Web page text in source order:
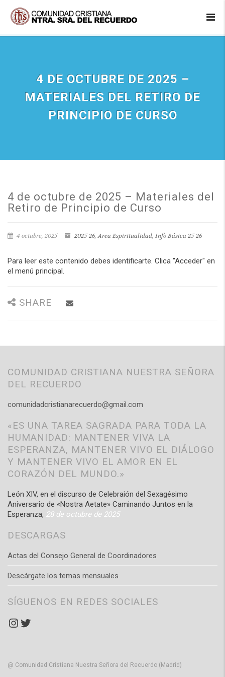
4 DE OCTUBRE DE 2025 –
MATERIALES DEL RETIRO DE
PRINCIPIO DE CURSO
4 de octubre de 2025 – Materiales del
Retiro de Principio de Curso
4 octubre, 2025 2025-26,Area Espiritualidad, Info Básica 25-26
Para leer este contenido debes identificarte. Clica "Acceder" en
el menú principal.
SHARE
COMUNIDAD CRISTIANA NUESTRA SEÑORA
DEL RECUERDO
comunidadcristianarecuerdo@gmail.com
«ES UNA TAREA SAGRADA PARA TODA LA
HUMANIDAD: MANTENER VIVA LA
ESPERANZA, MANTENER VIVO EL DIÁLOGO
Y MANTENER VIVO EL AMOR EN EL
CORAZÓN DEL MUNDO.»
León XIV, en el discurso de Celebraión del Sexagésimo
Aniversario de «Nostra Aetate» Caminando Juntos en la
Esperanza, 28 de octubre de 2025
DESCARGAS
Actas del Consejo General de Coordinadores
Descárgate los temas mensuales
SÍGUENOS EN REDES SOCIALES
Instagram
Twitter
@ Comunidad Cristiana Nuestra Señora del Recuerdo (Madrid)